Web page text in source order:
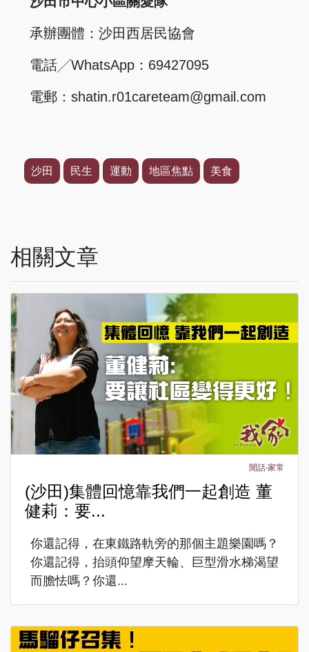
承辦團體：沙田西居民協會
電話╱WhatsApp：69427095
電郵： shatin.r01careteam@gmail.com
沙田 民生 運動 地區焦點 美食
相關文章
閒話‧家常
(沙田)集體回憶靠我們一起創造 董
健莉：要...
你還記得，在東鐵路軌旁的那個主題樂園嗎？
你還記得，抬頭仰望摩天輪、巨型滑水梯渴望
而膽怯嗎？你還...